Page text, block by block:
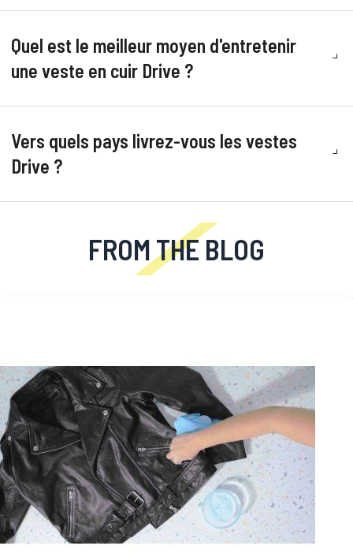
Quel est le meilleur moyen d'entretenir
une veste en cuir Drive ?
Vers quels pays livrez-vous les vestes
Drive ?
FROM THE BLOG